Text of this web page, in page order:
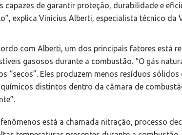
capazes de garantir proteção, durabilidade e
explica Vinicius Alberti, especialista técnico da
com Alberti, um dos principais fatores está
gasosos durante a combustão. “O gás
“secos”. Eles produzem menos resíduos
distintos dentro da câmara de
fenômenos está a chamada nitração, processo